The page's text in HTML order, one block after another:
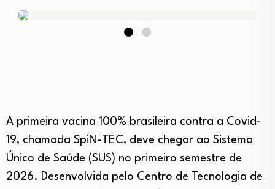
A primeira vacina 100% brasileira contra a Covid-
19, chamada SpiN-TEC, deve chegar ao Sistema
Único de Saúde (SUS) no primeiro semestre de
2026. Desenvolvida pelo Centro de Tecnologia de